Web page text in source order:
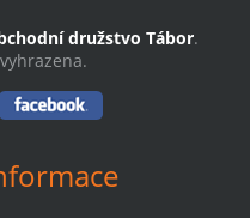
družstvo Tábor.